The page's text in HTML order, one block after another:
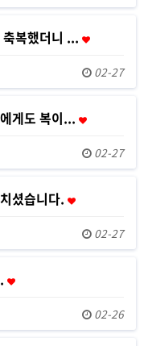
복했더니 ...
02-27
게도 복이...
02-27
셨습니다.
02-27
02-26